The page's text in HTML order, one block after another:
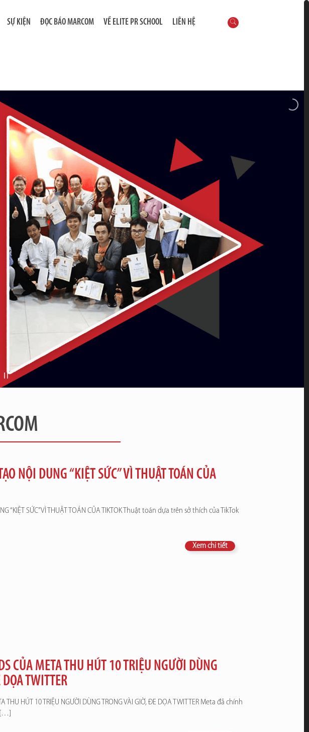
SỰ KIỆN ĐỌC BÁO MARCOM VỀ ELITE PR SCHOOL LIÊN HỆ
NỘI DUNG “KIỆT SỨC” VÌ THUẬT TOÁN CỦA
“KIỆT SỨC” VÌ THUẬT TOÁN CỦA TIKTOK Thuật toán dựa trên sở thích của TikTok
Xem chi tiết
CỦA META THU HÚT 10 TRIỆU NGƯỜI DÙNG
TWITTER
THU HÚT 10 TRIỆU NGƯỜI DÙNG TRONG VÀI GIỜ, ĐE DỌA TWITTER Meta đã chính
[…]